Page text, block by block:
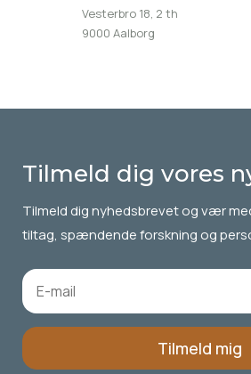
Vesterbro 18, 2 th
9000 Aalborg
Tilmeld dig vores
Tilmeld dignyhedsbrevetog vær
tiltag, spændende forskning og
Tilmeld mig